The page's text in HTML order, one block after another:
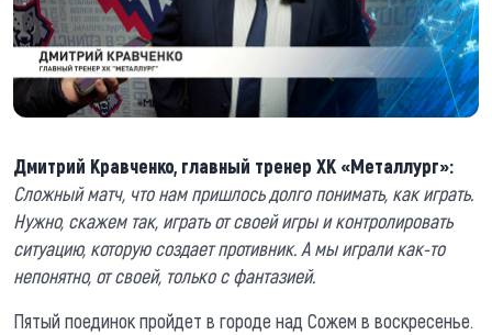
Дмитрий Кравченко, главный тренер ХК «Металлург»:
Сложный матч, что нам пришлось долго понимать, как играть.
Нужно, скажем так, играть от своей игры и контролировать
ситуацию, которую создает противник. А мы играли как-то
непонятно, от своей, только с фантазией.
Пятый поединок пройдет в городе над Сожем в воскресенье.